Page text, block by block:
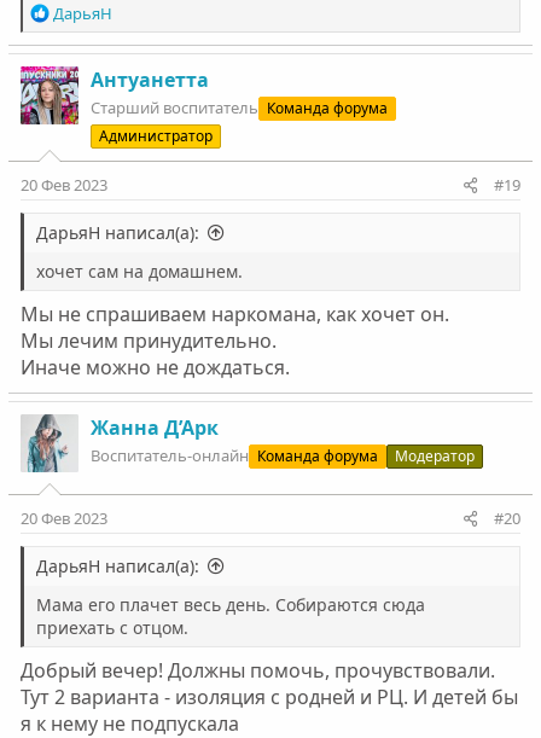
Р
е
а
к
ц
и
ДарьяН
Антуанетта
Старший воспитатель Команда форума
Администратор
20 Фев 2023 #19
ДарьяН написал(а):
хочет сам на домашнем.
Мы не спрашиваем наркомана, как хочет он.
Мы лечим принудительно.
Иначе можно не дождаться.
Жанна Д’Арк
Воспитатель-онлайн Команда форума Модератор
20 Фев 2023 #20
ДарьяН написал(а):
Мама его плачет весь день. Собираются сюда
приехать с отцом.
Добрый вечер! Должны помочь, прочувствовали.
Тут 2 варианта - изоляция с родней и РЦ. И детей бы
я к нему не подпускала